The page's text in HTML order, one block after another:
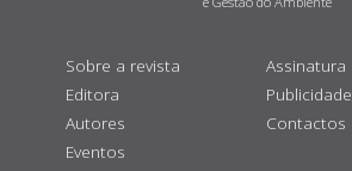
Sobre a revista
Editora
Autores
Eventos
Assinatura
Publicidade
Contactos